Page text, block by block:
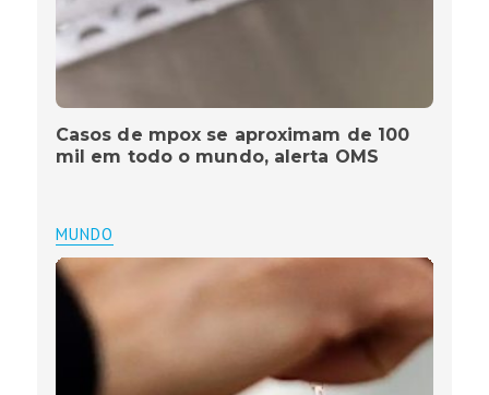
Casos de mpox se aproximam de 100
mil em todo o mundo, alerta OMS
MUNDO